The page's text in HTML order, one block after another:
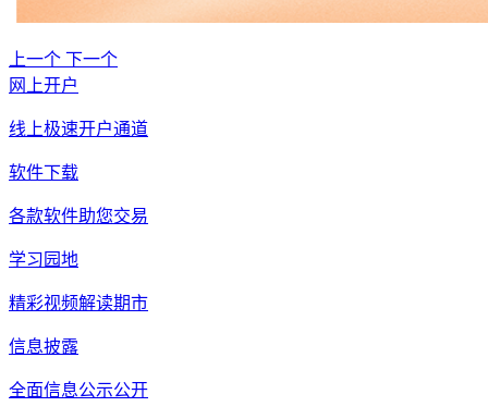
上一个 下一个
网上开户
线上极速开户通道
软件下载
各款软件助您交易
学习园地
精彩视频解读期市
信息披露
全面信息公示公开